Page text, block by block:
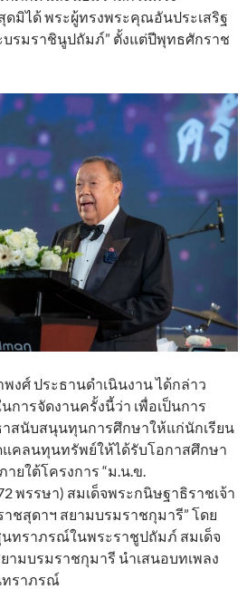
ได้ พระผู้ทรงพระคุณอันประเสริฐ
บรมราชินูปถัมภ์” ตั้งแต่ปีพุทธศักราช
ศ์ ประธานดําเนินงาน ได้กล่าว
การจัดงานครั้งนี้ว่า เพื่อเป็นการ
สนับสนุนทุนการศึกษาให้แก่นักเรียน
คลนทุนทรัพย์ให้ได้รับโอกาสศึกษา
ยใต้โครงการ “ม.น.ข.
พรรษา) สมเด็จพระกนิษฐาธิราชเจ้า
ชสุดาฯ สยามบรมราชกุมารี” โดย
ทราภรณ์ในพระราชูปถัมภ์ สมเด็จ
ามบรมราชกุมารี นําเสนอบทเพลง
ทราภรณ์